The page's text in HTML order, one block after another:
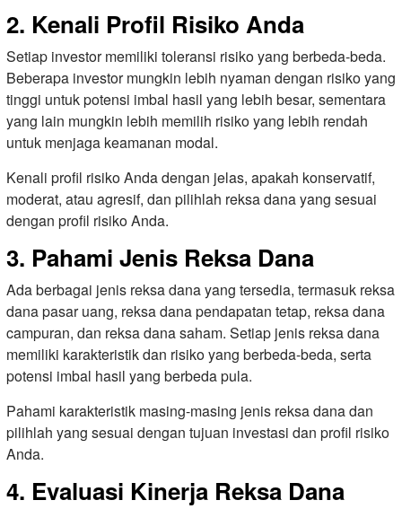
2. Kenali Profil Risiko Anda
Setiap investor memiliki toleransi risiko yang berbeda-beda.
Beberapa investor mungkin lebih nyaman dengan risiko yang
tinggi untuk potensi imbal hasil yang lebih besar, sementara
yang lain mungkin lebih memilih risiko yang lebih rendah
untuk menjaga keamanan modal.
Kenali profil risiko Anda dengan jelas, apakah konservatif,
moderat, atau agresif, dan pilihlah reksa dana yang sesuai
dengan profil risiko Anda.
3. Pahami Jenis Reksa Dana
Ada berbagai jenis reksa dana yang tersedia, termasuk reksa
dana pasar uang, reksa dana pendapatan tetap, reksa dana
campuran, dan reksa dana saham. Setiap jenis reksa dana
memiliki karakteristik dan risiko yang berbeda-beda, serta
potensi imbal hasil yang berbeda pula.
Pahami karakteristik masing-masing jenis reksa dana dan
pilihlah yang sesuai dengan tujuan investasi dan profil risiko
Anda.
4. Evaluasi Kinerja Reksa Dana